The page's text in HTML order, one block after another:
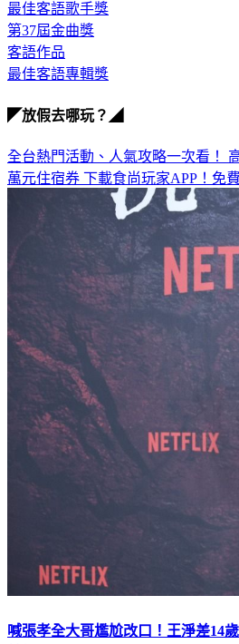
最佳客語歌手獎
第37屆金曲獎
客語作品
最佳客語專輯獎
◤放假去哪玩？◢
全台熱門活動、人氣攻略一次看！
萬元住宿券 下載食尚玩家APP！免
喊張孝全大哥尷尬改口！王淨差14